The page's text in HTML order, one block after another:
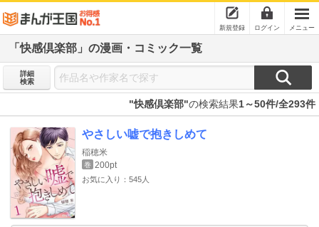
新規登録 ログイン メニュー
「快感倶楽部」の漫画・コミック一覧
詳細
検索
"快感倶楽部"の検索結果1～50件/全293件
やさしい嘘で抱きしめて
稲穂米
巻 200pt
お気に入り：545人